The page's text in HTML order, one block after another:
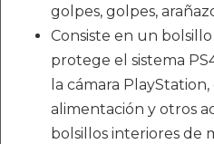
golpes, golpes,
Consiste en un
protege el sistema
la cámara
alimentación y otros
bolsillos interiores de